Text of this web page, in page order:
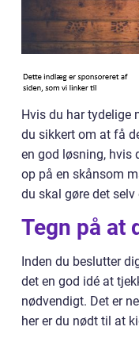
Hvis du har
du sikkert om at få
en god løsning, hvis
op på en skånsom
du skal gøre det
Tegn på at
Inden du beslutter
det en god idé at
nødvendigt. Det er
her er du nødt til at